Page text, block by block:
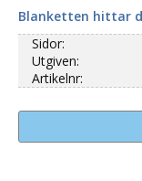
Blanketten hittar
Sidor:
Utgiven:
Artikelnr: